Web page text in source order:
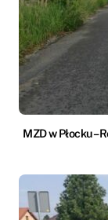
MZD w Płocku –